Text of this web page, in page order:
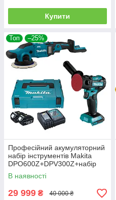
Купити
Топ –25%
Професійний акумуляторний
набір інструментів Makita
DPO600Z+DPV300Z+набір
акумуляторів 197952-5
В наявності
29 999 ₴ 40 000 ₴